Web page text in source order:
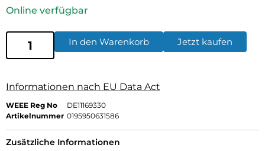
Online verfügbar
In den Warenkorb Jetzt kaufen
Informationen nach EU Data Act
WEEE Reg No
DE11169330
Artikelnummer 0195950631586
Zusätzliche Informationen